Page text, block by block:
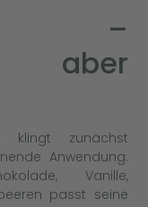
–
aber
klingt zunächst
Anwendung.
Vanille,
passt seine